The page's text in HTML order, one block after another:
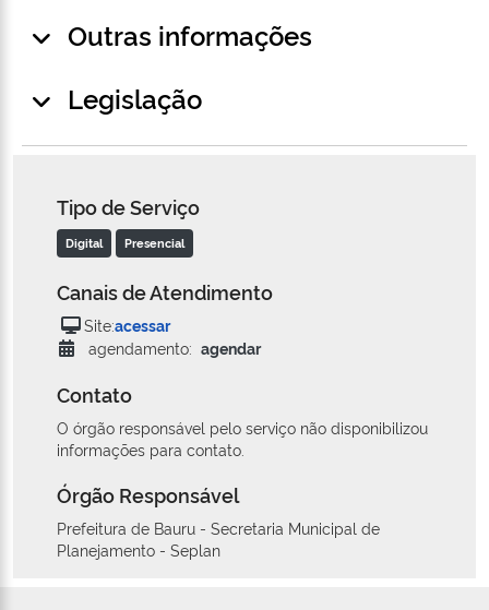
Outras informações
Legislação
Tipo de Serviço
Digital Presencial
Canais de Atendimento
Site:acessar
agendamento: agendar
Contato
O órgão responsável pelo serviço não disponibilizou
informações para contato.
Órgão Responsável
Prefeitura de Bauru - Secretaria Municipal de
Planejamento - Seplan